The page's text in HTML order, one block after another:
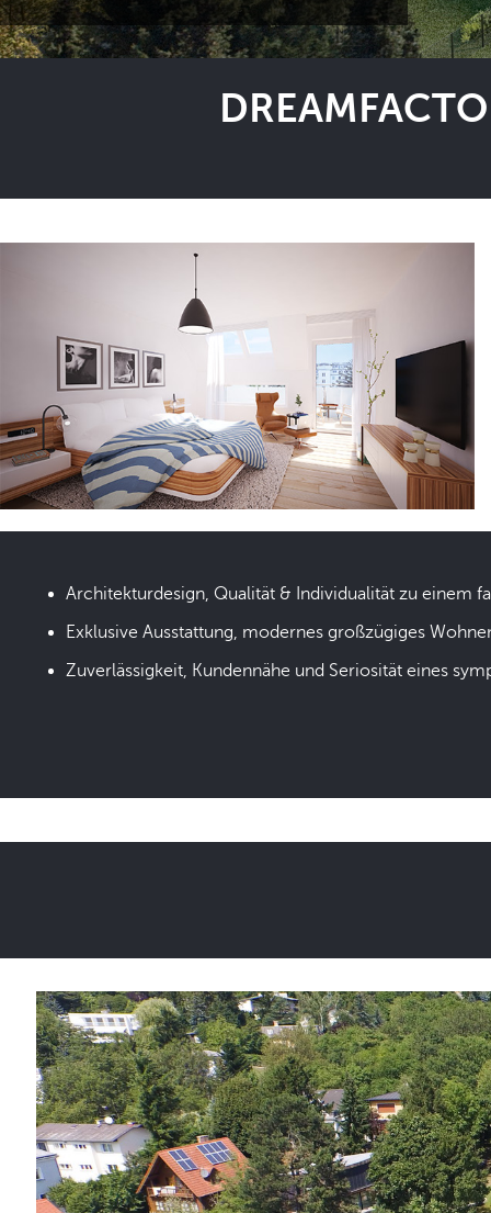
Architekturdesign, Qualität & Individualität zu einem
Exklusive Ausstattung, modernes großzügiges
Zuverlässigkeit, Kundennähe und Seriosität eines